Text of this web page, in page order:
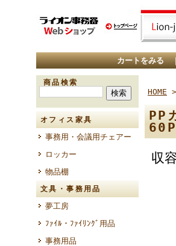
カートをみる
商品検索
オフィス家具
事務用・会議用チェアー
ロッカー
物品棚
文具・事務用品
夢工房
ﾌｧｲﾙ・ﾌｧｲﾘﾝｸﾞ用品
事務用品
HOME
PP
収